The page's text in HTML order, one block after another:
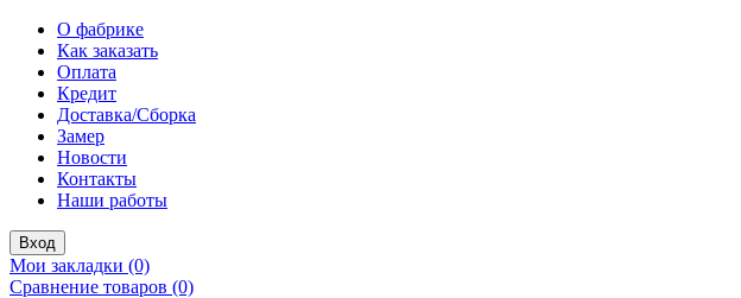
О фабрике
Как заказать
Оплата
Кредит
Доставка/Сборка
Замер
Новости
Контакты
Наши работы
Вход
Мои закладки (0)
Сравнение товаров (0)